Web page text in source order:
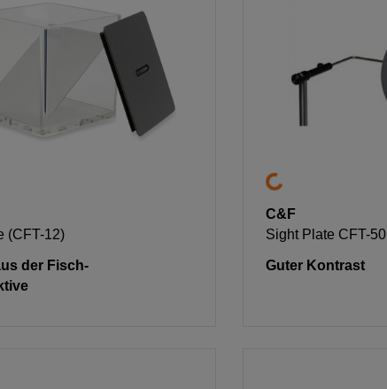
(CFT-12)
der Fisch-
C&F
Sight Plate CFT-50
Guter Kontrast